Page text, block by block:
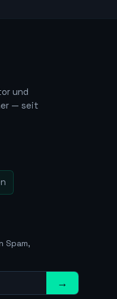
und
— seit
Spam,
→